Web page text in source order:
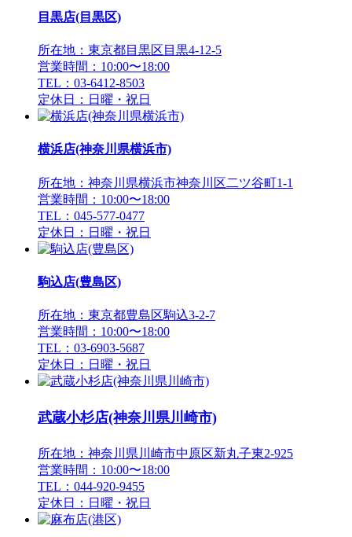
目黒店(目黒区)
所在地：東京都目黒区目黒4-12-5
営業時間：10:00〜18:00
TEL：03-6412-8503
定休日：日曜・祝日
横浜店(神奈川県横浜市)
所在地：神奈川県横浜市神奈川区二ツ谷町1-1
営業時間：10:00〜18:00
TEL：045-577-0477
定休日：日曜・祝日
駒込店(豊島区)
所在地：東京都豊島区駒込3-2-7
営業時間：10:00〜18:00
TEL：03-6903-5687
定休日：日曜・祝日
武蔵小杉店(神奈川県川崎市)
所在地：神奈川県川崎市中原区新丸子東2-925
営業時間：10:00〜18:00
TEL：044-920-9455
定休日：日曜・祝日